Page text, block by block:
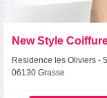
New Style
Residence les Oliviers -
06130 Grasse